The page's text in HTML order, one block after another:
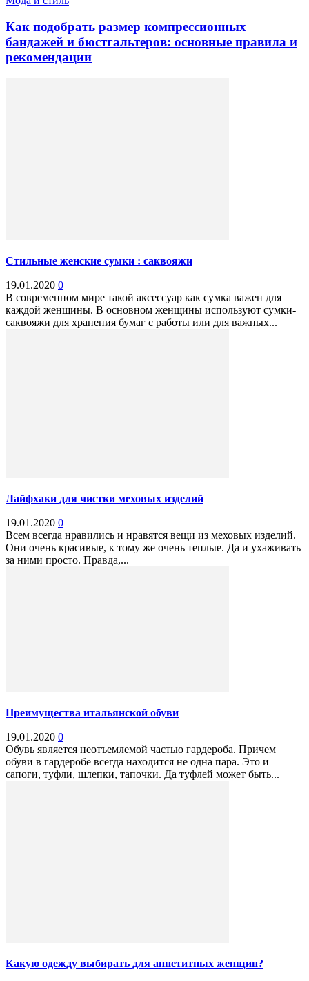
Как подобрать размер компрессионных
бандажей и бюстгальтеров: основные правила и
рекомендации
Стильные женские сумки : саквояжи
19.01.2020 0
В современном мире такой аксессуар как сумка важен для
каждой женщины. В основном женщины используют сумки-
саквояжи для хранения бумаг с работы или для важных...
Лайфхаки для чистки меховых изделий
19.01.2020 0
Всем всегда нравились и нравятся вещи из меховых изделий.
Они очень красивые, к тому же очень теплые. Да и ухаживать
за ними просто. Правда,...
Преимущества итальянской обуви
19.01.2020 0
Обувь является неотъемлемой частью гардероба. Причем
обуви в гардеробе всегда находится не одна пара. Это и
сапоги, туфли, шлепки, тапочки. Да туфлей может быть...
Какую одежду выбирать для аппетитных женщин?